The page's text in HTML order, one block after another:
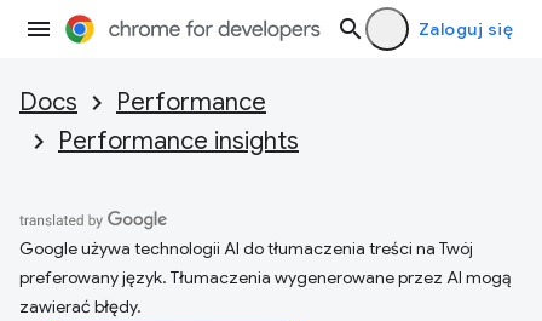
Zaloguj się
Docs
Performance
Performance insights
Google używa technologii AI do tłumaczenia treści na Twój
preferowany język. Tłumaczenia wygenerowane przez AI mogą
zawierać błędy.